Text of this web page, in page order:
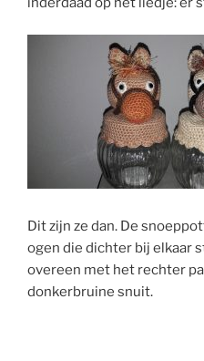
Dit zijn ze dan. De
ogen die dichter bij elkaar
overeen met het rechter
donkerbruine snuit.